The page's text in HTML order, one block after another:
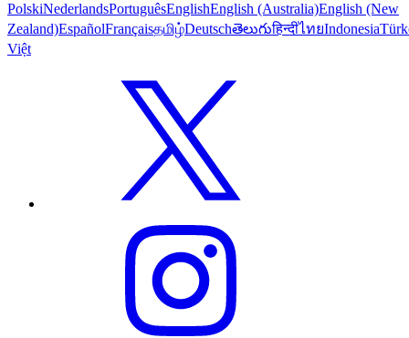
PolskiNederlandsPortuguêsEnglishEnglish (Australia)English (New
Zealand)EspañolFrançaisதமிழ்Deutschతెలుగుहिन्दीไทยIndonesia
Việt